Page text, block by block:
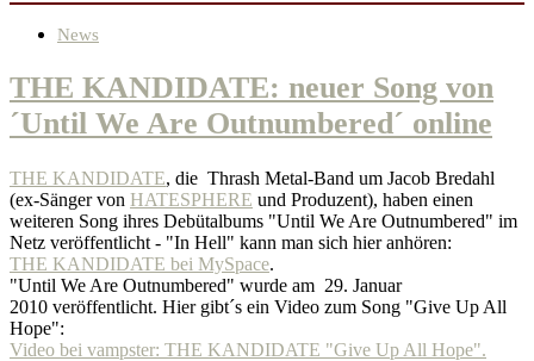
News
THE KANDIDATE: neuer Song von
´Until We Are Outnumbered´ online
THE KANDIDATE, die Thrash Metal-Band um Jacob Bredahl
(ex-Sänger von HATESPHERE und Produzent), haben einen
weiteren Song ihres Debütalbums "Until We Are Outnumbered" im
Netz veröffentlicht - "In Hell" kann man sich hier anhören:
THE KANDIDATE bei MySpace.
"Until We Are Outnumbered" wurde am 29. Januar
2010 veröffentlicht. Hier gibt´s ein Video zum Song "Give Up All
Hope":
Video bei vampster: THE KANDIDATE "Give Up All Hope".